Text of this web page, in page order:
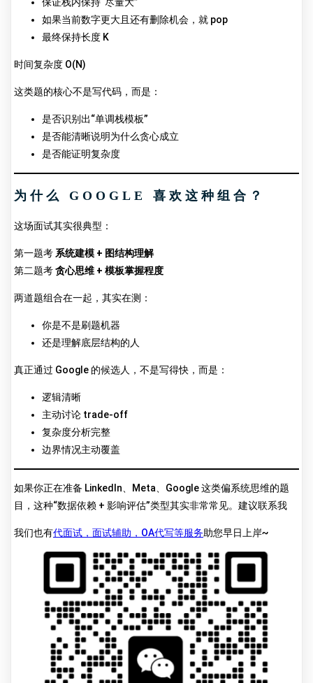
如果当前数字更大且还有删除机会，就 pop
最终保持长度 K
时间复杂度 O(N)
这类题的核心不是写代码，而是：
是否识别出“单调栈模板”
是否能清晰说明为什么贪心成立
是否能证明复杂度
为什么 GOOGLE 喜欢这种组合？
这场面试其实很典型：
第一题考 系统建模 + 图结构理解
第二题考贪心思维 + 模板掌握程度
两道题组合在一起，其实在测：
你是不是刷题机器
还是理解底层结构的人
真正通过 Google 的候选人，不是写得快，而是：
逻辑清晰
主动讨论 trade-off
复杂度分析完整
边界情况主动覆盖
如果你正在准备 LinkedIn、Meta、Google 这类偏系统思维的题
目，这种“数据依赖 + 影响评估”类型其实非常常见。建议联系我
我们也有代面试，面试辅助，OA代写等服务助您早日上岸~